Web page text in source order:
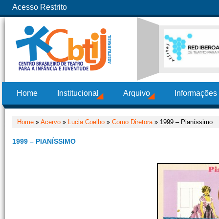
Acesso Restrito
Home Institucional Arquivo
Home » Acervo » Lucia Coelho » Como Diretora» 1999 – Pianíssimo
1999 – PIANÍSSIMO